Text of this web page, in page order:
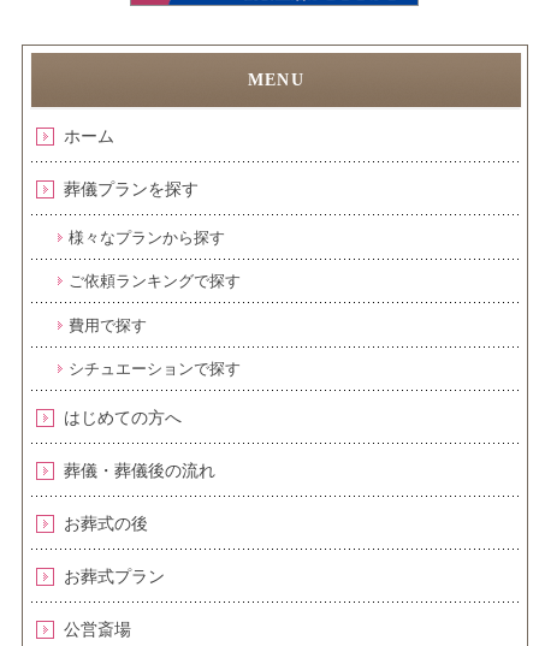
ホーム
葬儀プランを探す
様々なプランから探す
ご依頼ランキングで探す
費用で探す
シチュエーションで探す
はじめての方へ
葬儀・葬儀後の流れ
お葬式の後
お葬式プラン
公営斎場